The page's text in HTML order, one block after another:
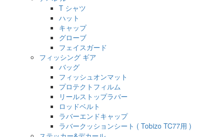
T シャツ
ハット
キャップ
グローブ
フェイスガード
フィッシング ギア
バッグ
フィッシュオンマット
プロテクトフィルム
リールストップラバー
ロッドベルト
ラバーエンドキャップ
ラバークッションシート ( Tobizo TC77用 )